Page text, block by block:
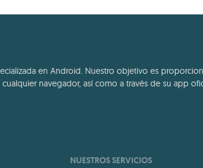
en Android. Nuestro objetivo es
navegador, así como a través de su app
NUESTROS SERVICIOS